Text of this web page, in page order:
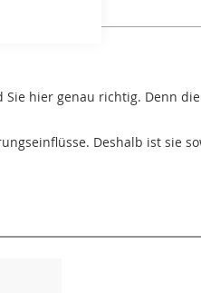
hier genau richtig. Denn
Deshalb ist sie